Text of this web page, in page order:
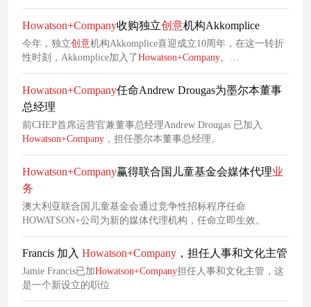
Clemenger BBDO、Hogarth长达15年的合作结束。
Howatson+Company
凭借对Myer业务 的深度理解以及团队本身
所具备的专业营销知识，拿下了此次业务 。
Howatson+Company收购独立创意机构Akkomplice
今年，独立创意机构Akkomplice喜迎成立10周年，在这一转折
性时刻，Akkomplice加入了Howatson+Company。
Howatson+Company创始人兼首席执行官Chris Howatson表示：
“我钦佩Kenny作为一名机构领导者，以及他对客户坚定不移的
承诺。近年来，我们相互支持，当有机会合并我们的
迎Kenny和他的团队时，这是一种自然的契合。”Akkomplice团
队现已加入墨尔本校区的Howatson+Company，客户包括Totally
Workwear、Sorbent和Slater&Gordon。
Howatson+Company任命Andrew Drougas为墨尔本董事
总经理
前CHEP首席运营官兼董事总经理Andrew Drougas 已加入
Howatson+Company ，担任墨尔本董事总经理。
Howatson+Company赢得联合国儿童基金会媒体代理业
务
澳大利亚联合国儿童基金会通过竞争性招标程序任命
HOWATSON+公司为新的媒体代理机构，任命立即生效。
Francis 加入 Howatson+Company ，担任人事和文化主管
Jamie Francis已加Howatson+Company担任人事和文化主管，这
是一个新设立的职位